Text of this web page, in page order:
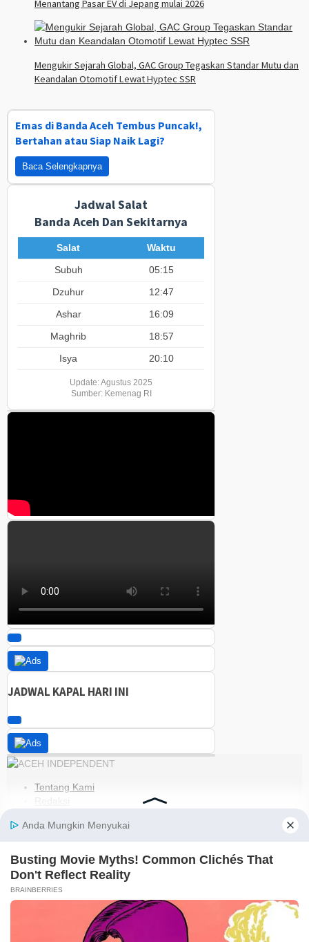
Menantang Pasar EV di Jepang mulai 2026
Mengukir Sejarah Global, GAC Group Tegaskan Standar Mutu dan
Keandalan Otomotif Lewat Hyptec SSR
Emas di Banda Aceh Tembus Puncak!,
Bertahan atau Siap Naik Lagi?
Baca Selengkapnya
Jadwal Salat
Banda Aceh Dan Sekitarnya
Salat
Waktu
Subuh
05:15
Dzuhur
12:47
Ashar
16:09
Maghrib
18:57
Isya
20:10
Update: Agustus 2025
Sumber: Kemenag RI
JADWAL KAPAL HARI INI
Tentang Kami
Redaksi
Pedoman Media Siber
Kebijakan Privasi
Jaringan Social
Instagram